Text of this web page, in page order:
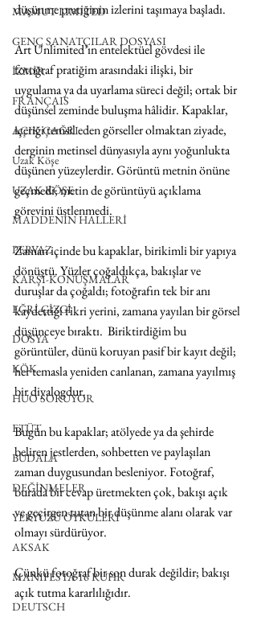
MAMUT LIMITED
GENÇ SANATÇILAR DOSYASI
İZMİR
FRANÇAIS
AÇIK ÇAĞRI
Uzak Köşe
UZAK KÖŞE
MADDENİN HALLERİ
PERVAZ
KARŞI-KONUŞMALAR
EĞRİ ÇİZGİ
DOSYA
KÖK
HUO SORUYOR
ETÜT
BUDALA
DEĞİNMELER
YERYÜZÜ ÖYKÜLERİ
AKSAK
MANIFESTA 16 RUHR
DEUTSCH
düşünme pratiğinin izlerini taşımaya başladı.
Art Unlimited’ın entelektüel gövdesi ile
fotoğraf pratiğim arasındaki ilişki, bir
uygulama ya da uyarlama süreci değil; ortak bir
düşünsel zeminde buluşma hâlidir. Kapaklar,
içeriği temsil eden görseller olmaktan ziyade,
derginin metinsel dünyasıyla aynı yoğunlukta
düşünen yüzeylerdir. Görüntü metnin önüne
geçmedi; metin de görüntüyü açıklama
görevini üstlenmedi.
Zaman içinde bu kapaklar, birikimli bir yapıya
dönüştü. Yüzler çoğaldıkça, bakışlar ve
duruşlar da çoğaldı; fotoğrafın tek bir anı
kaydettiği fikri yerini, zamana yayılan bir görsel
düşünceye bıraktı.  Biriktirdiğim bu
görüntüler, dünü koruyan pasif bir kayıt değil;
her temasla yeniden canlanan, zamana yayılmış
bir diyalogdur.
Bugün bu kapaklar; atölyede ya da şehirde
beliren jestlerden, sohbetten ve paylaşılan
zaman duygusundan besleniyor. Fotoğraf,
burada bir cevap üretmekten çok, bakışı açık
ve geçirgen tutan bir düşünme alanı olarak var
olmayı sürdürüyor.
Çünkü fotoğraf bir son durak değildir; bakışı
açık tutma kararlılığıdır.